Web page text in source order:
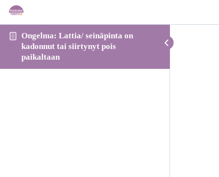
Ongelma: Lattia/ seinäpinta on
kadonnut tai siirtynyt pois
paikaltaan